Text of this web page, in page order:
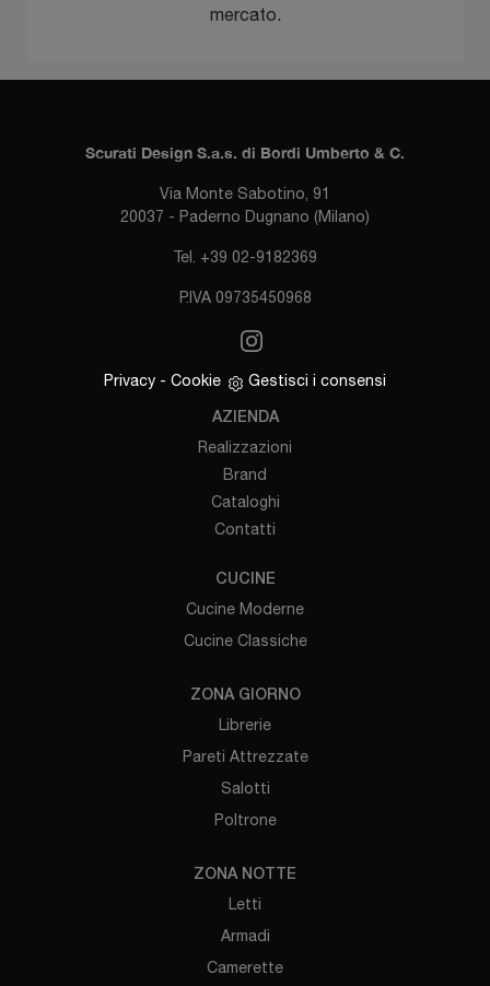
mercato.
Scurati Design S.a.s. di Bordi Umberto & C.
Via Monte Sabotino, 91
20037 - Paderno Dugnano (Milano)
Tel. +39 02-9182369
P.IVA 09735450968
Privacy - Cookie Gestisci i consensi
AZIENDA
Realizzazioni
Brand
Cataloghi
Contatti
CUCINE
Cucine Moderne
Cucine Classiche
ZONA GIORNO
Librerie
Pareti Attrezzate
Salotti
Poltrone
ZONA NOTTE
Letti
Armadi
Camerette